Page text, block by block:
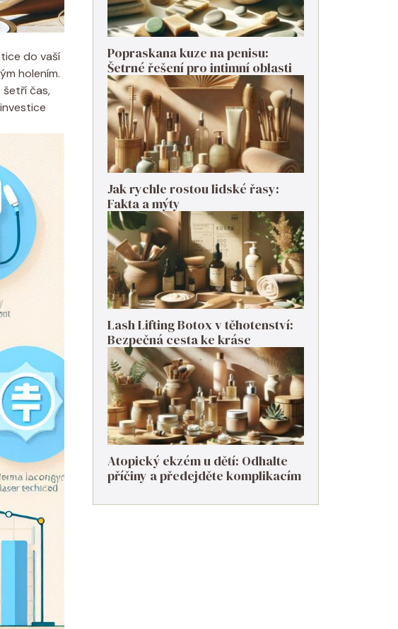
do vaší
holením.
šetří čas,
Popraskana kuze na penisu:
Šetrné řešení pro intimní oblasti
Jak rychle rostou lidské řasy:
Fakta a mýty
Lash Lifting Botox v těhotenství:
Bezpečná cesta ke kráse
Atopický ekzém u dětí: Odhalte
příčiny a předejděte komplikacím